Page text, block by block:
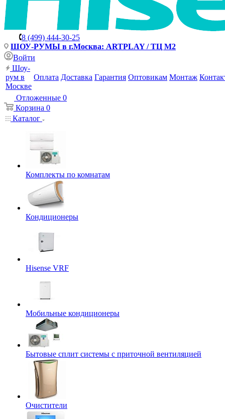
8 (499) 444-30-25
ШОУ-РУМЫ в г.Москва: ARTPLAY / ТЦ М2
Войти
Шоу-
рум в
Москве
Оплата Доставка Гарантия Оптовикам Монтаж
Отложенные 0
Корзина 0
Каталог
Комплекты по комнатам
Кондиционеры
Hisense VRF
Мобильные кондиционеры
Бытовые сплит системы с приточной вентиляцией
Очистители